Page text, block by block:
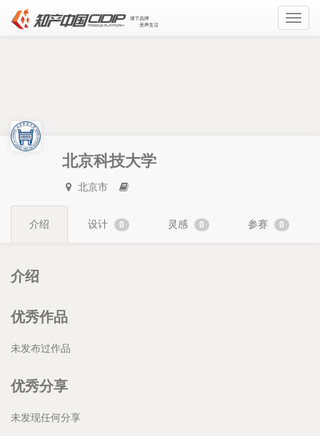
北京科技大学
北京市
介绍 设计 0 灵感 0 参赛 0
介绍
优秀作品
未发布过作品
优秀分享
未发现任何分享